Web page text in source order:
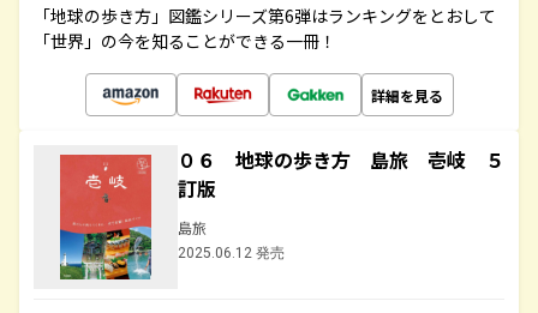
「地球の歩き方」図鑑シリーズ第6弾はランキングをとおして
「世界」の今を知ることができる一冊！
詳細を見る
０６ 地球の歩き方 島旅 壱岐 ５
訂版
島旅
2025.06.12 発売